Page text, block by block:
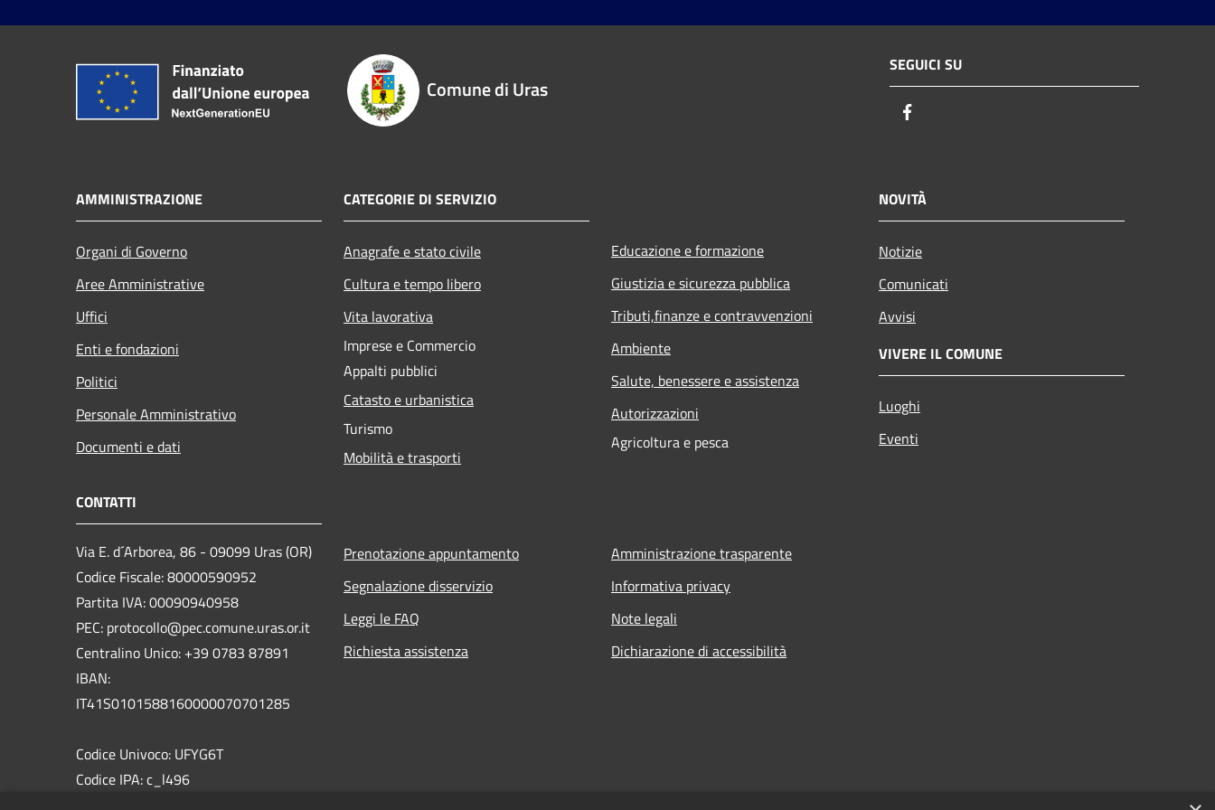
Comune di Uras
SEGUICI SU
AMMINISTRAZIONE
Organi di Governo
Aree Amministrative
Uffici
Enti e fondazioni
Politici
Personale Amministrativo
Documenti e dati
CATEGORIE DI SERVIZIO
Anagrafe e stato civile
Cultura e tempo libero
Vita lavorativa
Imprese e Commercio
Appalti pubblici
Catasto e urbanistica
Turismo
Mobilità e trasporti
Educazione e formazione
Giustizia e sicurezza pubblica
Tributi,finanze e contravvenzioni
Ambiente
Salute, benessere e assistenza
Autorizzazioni
Agricoltura e pesca
NOVITÀ
Notizie
Comunicati
Avvisi
VIVERE IL COMUNE
Luoghi
Eventi
CONTATTI
Via E. d´Arborea, 86 - 09099 Uras (OR)
Codice Fiscale: 80000590952
Partita IVA: 00090940958
PEC: protocollo@pec.comune.uras.or.it
Centralino Unico: +39 0783 87891
IBAN:
IT41S0101588160000070701285
Codice Univoco: UFYG6T
Codice IPA: c_l496
Prenotazione appuntamento
Segnalazione disservizio
Leggi le FAQ
Richiesta assistenza
Amministrazione trasparente
Informativa privacy
Note legali
Dichiarazione di accessibilità